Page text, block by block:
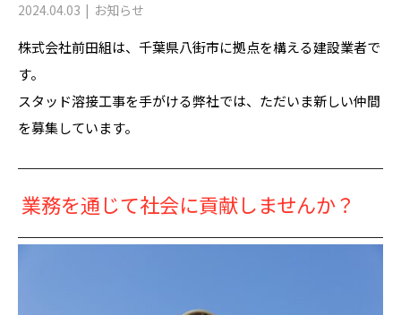
2024.04.03 お知らせ
株式会社前田組は、千葉県八街市に拠点を構える建設業者で
す。
スタッド溶接工事を手がける弊社では、ただいま新しい仲間
を募集しています。
業務を通じて社会に貢献しませんか？